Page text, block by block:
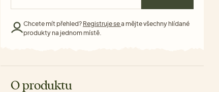
Chcete mít přehled? Registruje sea mějte všechny hlídané
produkty na jednom místě.
O produktu